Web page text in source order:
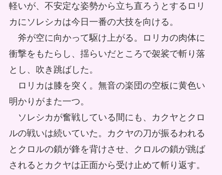
軽いが、不安定な姿勢から立ち直ろうとするロリ
カにソレシカは今日一番の大技を向ける。
斧が空に向かって駆け上がる。ロリカの肉体に
衝撃をもたらし、揺らいだところで袈裟で斬り落
とし、吹き跳ばした。
ロリカは膝を突く。無音の楽団の空板に黄色い
明かりがまた一つ。
ソレシカが奮戦している間にも、カクヤとクロ
ルの戦いは続いていた。カクヤの刀が振るわれる
とクロルの鎖が鋒を背けさせ、クロルの鎖が跳ば
されるとカクヤは正面から受け止めて斬り返す。